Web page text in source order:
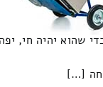
שהוא יהיה חי, יפה
[…]